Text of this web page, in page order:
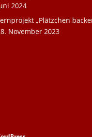
2024
„Plätzchen
November 2023